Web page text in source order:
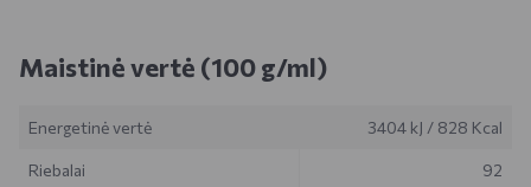
Maistinė vertė (100 g/ml)
Energetinė vertė 3404 kJ / 828 Kcal
Riebalai 92